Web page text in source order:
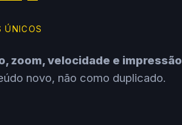
ÚNICOS
zoom, velocidade e impressão
novo, não como duplicado.